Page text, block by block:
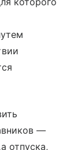
—
отпуска,